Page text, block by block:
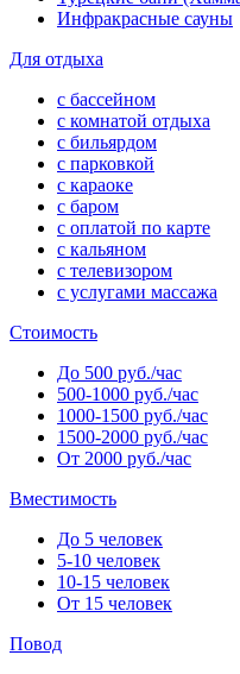
Инфракрасные сауны
Для отдыха
с бассейном
с комнатой отдыха
с бильярдом
с парковкой
с караоке
с баром
с оплатой по карте
с кальяном
с телевизором
с услугами массажа
Стоимость
До 500 руб./час
500-1000 руб./час
1000-1500 руб./час
1500-2000 руб./час
От 2000 руб./час
Вместимость
До 5 человек
5-10 человек
10-15 человек
От 15 человек
Повод